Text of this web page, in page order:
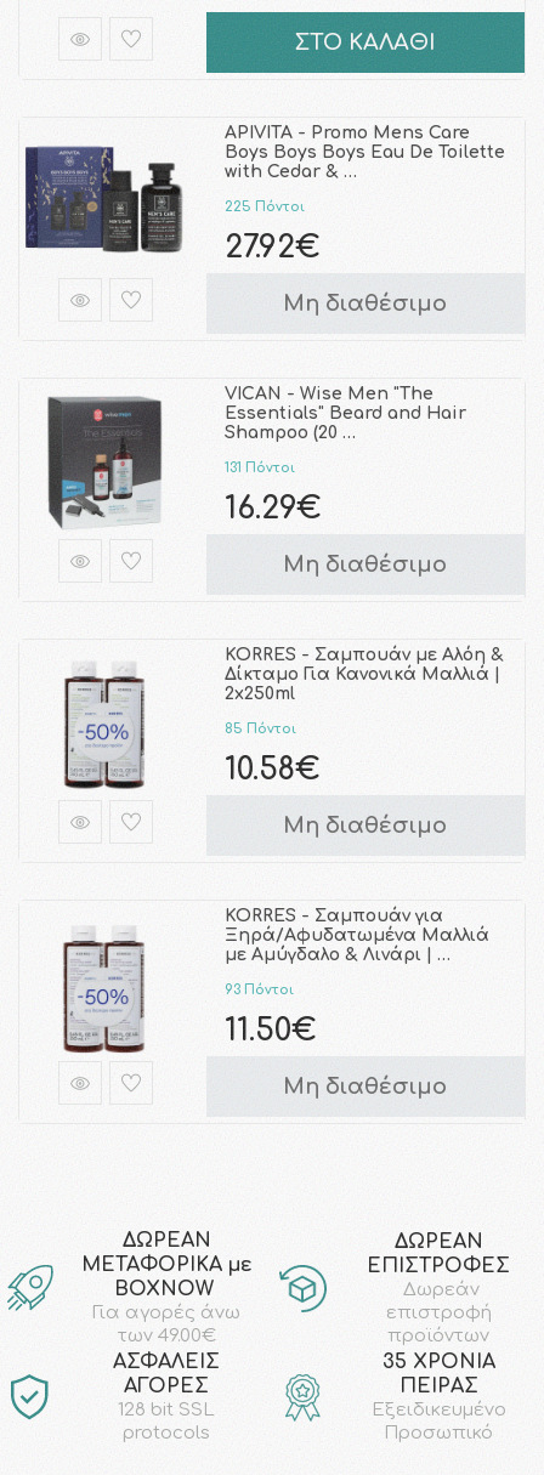
ΣΤΟ ΚΑΛΑΘΙ
APIVITA - Promo Mens Care
Boys Boys Boys Eau De Toilette
with Cedar & …
225 Πόντοι
27.92€
Μη διαθέσιμο
VICAN - Wise Men "The
Essentials" Beard and Hair
Shampoo (20 …
131 Πόντοι
16.29€
Μη διαθέσιμο
KORRES - Σαμπουάν με Αλόη &
Δίκταμο Για Κανονικά Μαλλιά |
2x250ml
85 Πόντοι
10.58€
Μη διαθέσιμο
KORRES - Σαμπουάν για
Ξηρά/Αφυδατωμένα Μαλλιά
με Αμύγδαλο & Λινάρι | …
93 Πόντοι
11.50€
Μη διαθέσιμο
ΔΩΡΕΑΝ
ΜΕΤΑΦΟΡΙΚΑ με
ΒΟΧΝΟW
Για αγορές άνω
των 49.00€
ΔΩΡΕΑΝ
ΕΠΙΣΤΡΟΦΕΣ
Δωρεάν
επιστροφή
προϊόντων
AΣΦΑΛΕΙΣ
ΑΓΟΡΕΣ
128 bit SSL
protocols
35 ΧΡΟΝΙΑ
ΠΕΙΡΑΣ
Εξειδικευμένο
Προσωπικό